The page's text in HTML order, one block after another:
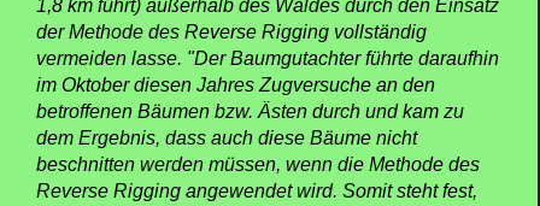
1,8 km führt) außerhalb des Waldes durch den Einsatz
der Methode des Reverse Rigging vollständig
vermeiden lasse. "Der Baumgutachter führte daraufhin
im Oktober diesen Jahres Zugversuche an den
betroffenen Bäumen bzw. Ästen durch und kam zu
dem Ergebnis, dass auch diese Bäume nicht
beschnitten werden müssen, wenn die Methode des
Reverse Rigging angewendet wird. Somit steht fest,